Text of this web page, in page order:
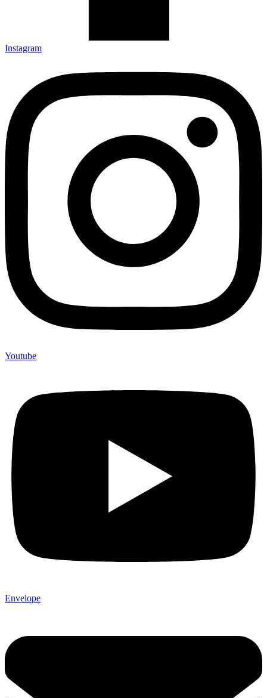
Instagram
Youtube
Envelope